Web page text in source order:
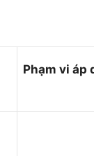
Phạm vi áp